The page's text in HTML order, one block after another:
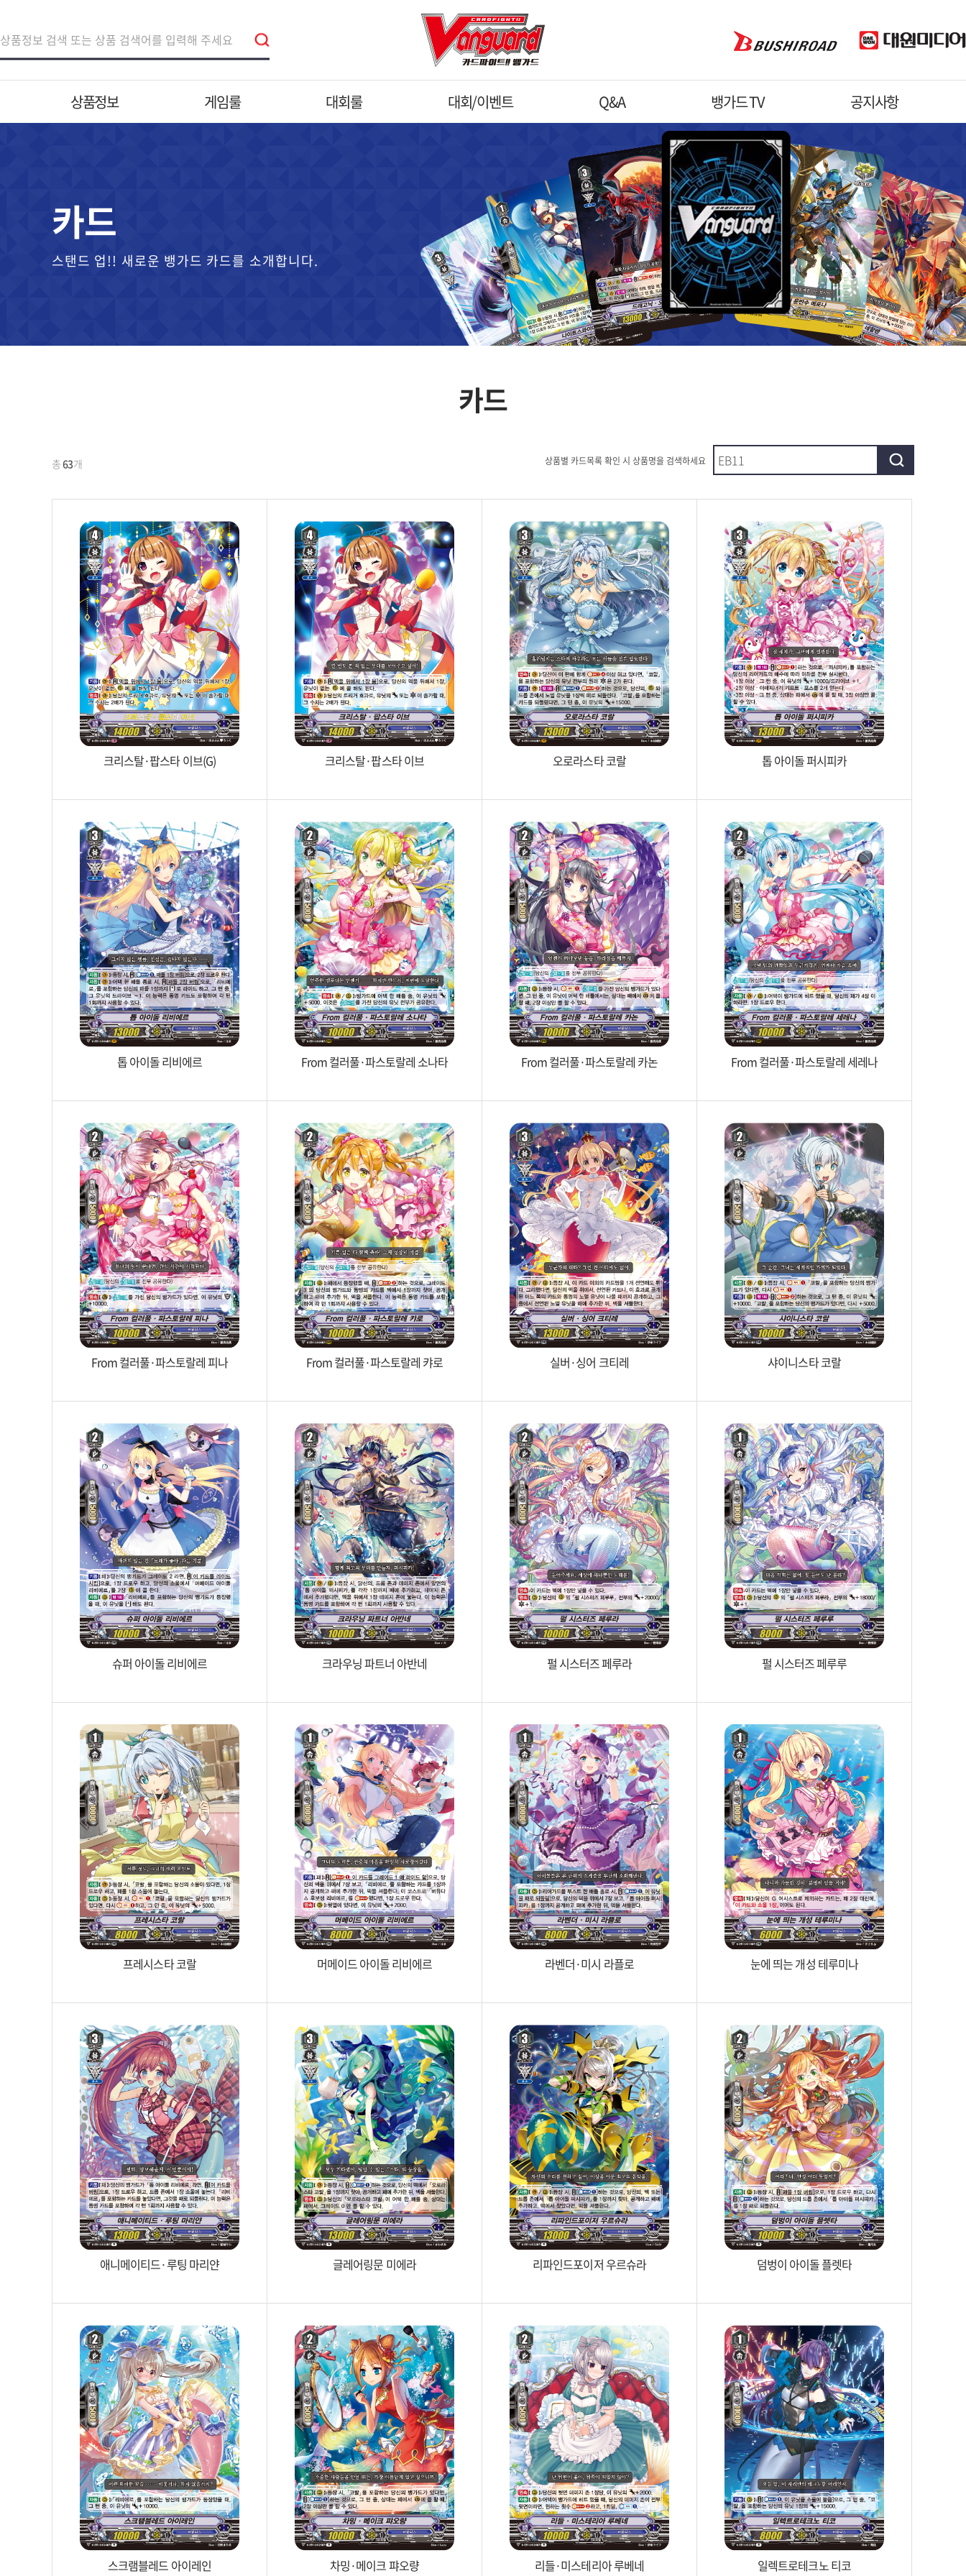
상품정보 게임룰 대회룰 대회/이벤트 Q&A 뱅가드 TV 공지사항
카드
스탠드 업!! 새로운 뱅가드 카드를 소개합니다.
카드
총63개 상품별 카드목록 확인 시 상품명을 검색하세요
크리스탈·팝스타 이브(G) 크리스탈·팝스타 이브 오로라스타 코랄 톱 아이돌 퍼시피카
톱 아이돌 리비에르 From 컬러풀·파스토랄레 소나타 From 컬러풀·파스토랄레 카논 From 컬러풀·파스토랄레 세레나
From 컬러풀·파스토랄레 피나 From 컬러풀·파스토랄레 캬로 실버·싱어 크티레 샤이니스타 코랄
슈퍼 아이돌 리비에르 크라우닝 파트너 아반네 펄 시스터즈 페루라 펄 시스터즈 페루루
프레시스타 코랄 머메이드 아이돌 리비에르 라벤더·미시 라플로 눈에 띄는 개성 테루미나
애니메이티드·루팅 마리얀 글레어링문 미에라 리파인드포이저 우르슈라 덤벙이 아이돌 플렛타
스크램블레드 아이레인 차밍·메이크 퍄오량 리들·미스테리아 루베네 일렉트로테크노 티코